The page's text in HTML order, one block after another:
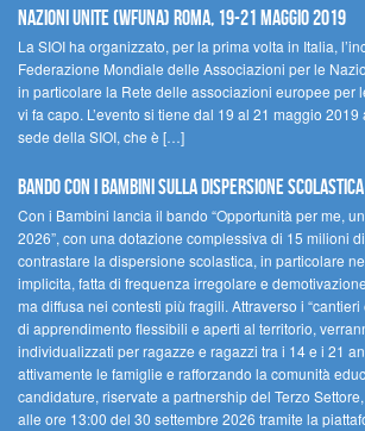
Nazioni Unite (WFUNA) Roma, 19-21 maggio 2019
La SIOI ha organizzato, per la prima volta in Italia,
Federazione Mondiale delle Associazioni per le
in particolare la Rete delle associazioni europee per
vi fa capo. L’evento si tiene dal 19 al 21 maggio
sede della SIOI, che è […]
Bando Con i Bambini sulla dispersione scolastica
Con i Bambini lancia il bando “Opportunità per me,
2026”, con una dotazione complessiva di 15 milioni
contrastare la dispersione scolastica, in particolare
implicita, fatta di frequenza irregolare e
ma diffusa nei contesti più fragili. Attraverso i “cantieri
di apprendimento flessibili e aperti al territorio,
individualizzati per ragazze e ragazzi tra i 14 e i 21
attivamente le famiglie e rafforzando la comunità
candidature, riservate a partnership del Terzo
alle ore 13:00 del 30 settembre 2026 tramite la